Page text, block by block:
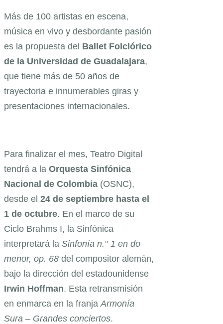
Más de 100 artistas en escena,
música en vivo y desbordante pasión
es la propuesta del Ballet Folclórico
de la Universidad de Guadalajara,
que tiene más de 50 años de
trayectoria e innumerables giras y
presentaciones internacionales.
Para finalizar el mes, Teatro Digital
tendrá a la Orquesta Sinfónica
Nacional de Colombia (OSNC),
desde el 24 de septiembre hasta el
1 de octubre. En el marco de su
Ciclo Brahms I, la Sinfónica
interpretará la Sinfonía n.° 1 en do
menor, op. 68 del compositor alemán,
bajo la dirección del estadounidense
Irwin Hoffman. Esta retransmisión
en enmarca en la franja Armonía
Sura – Grandes conciertos.